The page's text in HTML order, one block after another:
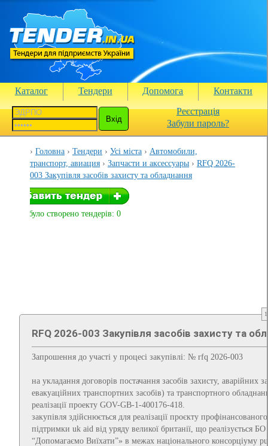
Каталог Тендери Допомога
Контакти
Реєстрація
Забули пароль?
Головна Тендери Усі міста
Автомобили,
транспорт, авиация
Запчасти и аксессуары
RFQ 2026-
003 Закупівля засобів захисту та обладнання
Вами було створено тендерів: 0
RFQ 2026-003 Закупівля засобів захисту та
Запрошення до участі у процесі закупівлі: № rfq 2026-003
на укладання договорів постачання засобів захисту, аварійних
евакуаційних транспортних засобів) та транспортного
реалізації проекту GOV-GB-1-400176-418.
закупівля здійснюється для реалізації проєкту
підтримки uk aid від уряду великої британії, що реалізується
“Допомагаємо Виїхати”» в межах національного консорціуму